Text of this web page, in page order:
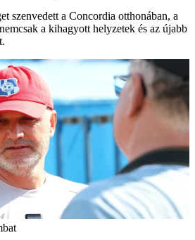
szenvedett a Concordia otthonában, a
a kihagyott helyzetek és az újabb